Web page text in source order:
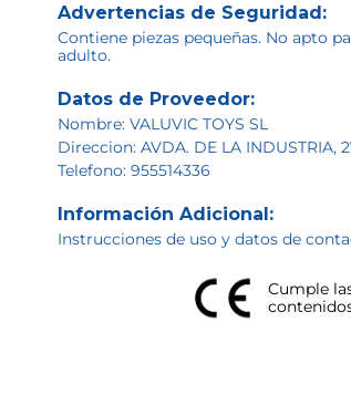
Advertencias de Seguridad:
Contiene piezas pequeñas. No apto
adulto.
Datos de Proveedor:
Nombre: VALUVIC TOYS SL
Direccion: AVDA. DE LA INDUSTRIA,
Telefono: 955514336
Información Adicional:
Instrucciones de uso y datos de
Cumple